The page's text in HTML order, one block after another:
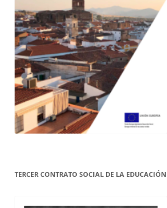
TERCER CONTRATO SOCIAL DE LA